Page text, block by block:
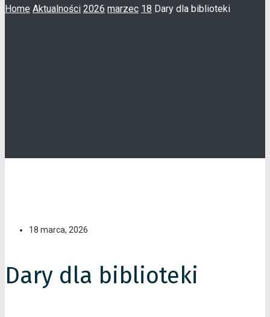
Home Aktualności 2026 marzec 18 Dary dla biblioteki
18 marca, 2026
Dary dla biblioteki